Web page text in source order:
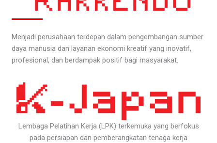
Menjadi perusahaan terdepan dalam pengembangan sumber
daya manusia dan layanan ekonomi kreatif yang inovatif,
profesional, dan berdampak positif bagi masyarakat.
Lembaga Pelatihan Kerja (LPK) terkemuka yang berfokus
pada persiapan dan pemberangkatan tenaga kerja